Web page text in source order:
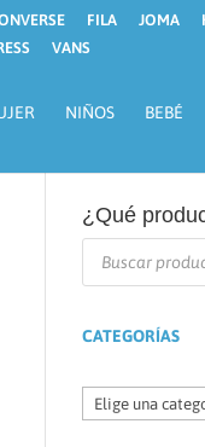
FILA JOMA
VANS
NIÑOS BEBÉ
¿Qué
Búsqueda
CATEGORÍAS
Elige
una